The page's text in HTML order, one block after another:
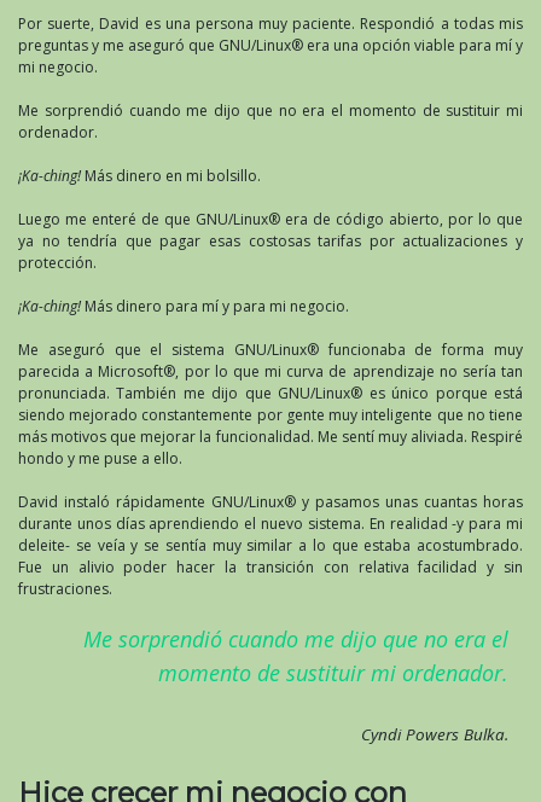
Por suerte, David es una persona muy paciente. Respondió a todas mis
preguntas y me aseguró que GNU/Linux® era una opción viable para mí y
mi negocio.
Me sorprendió cuando me dijo que no era el momento de sustituir mi
ordenador.
¡Ka-ching! Más dinero en mi bolsillo.
Luego me enteré de que GNU/Linux® era de código abierto, por lo que
ya no tendría que pagar esas costosas tarifas por actualizaciones y
protección.
¡Ka-ching! Más dinero para mí y para mi negocio.
Me aseguró que el sistema GNU/Linux® funcionaba de forma muy
parecida a Microsoft®, por lo que mi curva de aprendizaje no sería tan
pronunciada. También me dijo que GNU/Linux® es único porque está
siendo mejorado constantemente por gente muy inteligente que no tiene
más motivos que mejorar la funcionalidad. Me sentí muy aliviada. Respiré
hondo y me puse a ello.
David instaló rápidamente GNU/Linux® y pasamos unas cuantas horas
durante unos días aprendiendo el nuevo sistema. En realidad -y para mi
deleite- se veía y se sentía muy similar a lo que estaba acostumbrado.
Fue un alivio poder hacer la transición con relativa facilidad y sin
frustraciones.
Me sorprendió cuando me dijo que no era el
momento de sustituir mi ordenador.
Cyndi Powers Bulka.
Hice crecer mi negocio con